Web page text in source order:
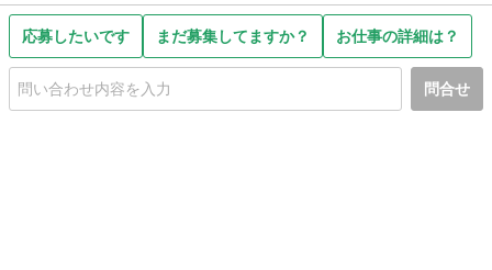
応募したいです まだ募集してますか？ お仕事の詳細は？
問合せ